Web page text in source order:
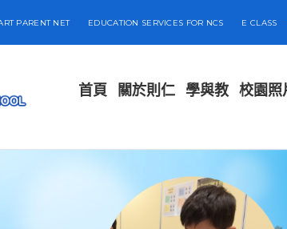
PARENT NET EDUCATION SERVICES FOR NCS E CLASS
首頁 關於則仁 學與教 校園照